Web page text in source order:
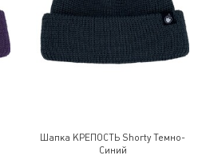
Шапка КРЕПОСТЬ Shorty Темно-
Синий